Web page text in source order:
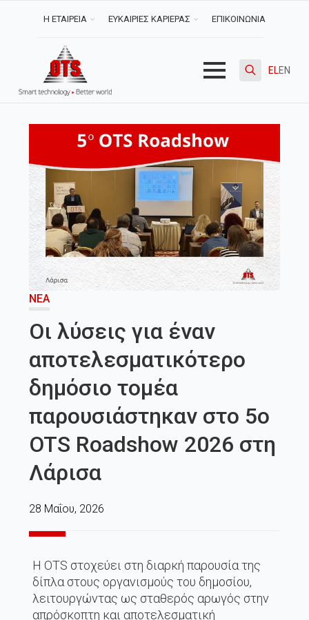
Η ΕΤΑΙΡΕΙΑ ΕΥΚΑΙΡΙΕΣ ΚΑΡΙΕΡΑΣ ΕΠΙΚΟΙΝΩΝΙΑ
ELEN
ΝΈΑ
Οι λύσεις για έναν
αποτελεσματικότερο
δημόσιο τομέα
παρουσιάστηκαν στο 5ο
OTS Roadshow 2026 στη
Λάρισα
28 Μαΐου, 2026
H OTS στοχεύει στη διαρκή παρουσία της
δίπλα στους οργανισμούς του δημοσίου,
λειτουργώντας ως σταθερός αρωγός στην
απρόσκοπτη και αποτελεσματική